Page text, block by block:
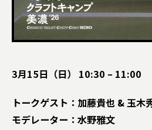
3月15日（日） 10:30 – 11:00
トークゲスト：加藤貴也 & 玉木
モデレーター：水野雅文